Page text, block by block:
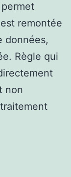
remontée
données,
Règle qui
non